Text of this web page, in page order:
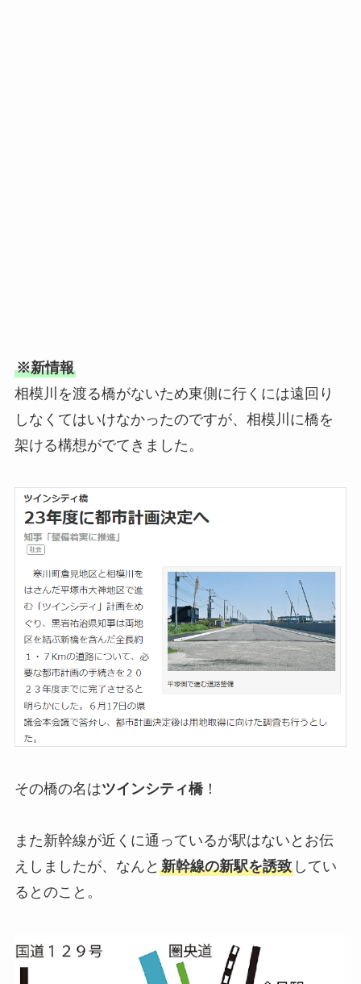
※新情報
相模川を渡る橋がないため東側に行くには遠回り
しなくてはいけなかったのですが、相模川に橋を
架ける構想がでてきました。
その橋の名はツインシティ橋！
また新幹線が近くに通っているが駅はないとお伝
えしましたが、なんと 新幹線の新駅を誘致してい
るとのこと。